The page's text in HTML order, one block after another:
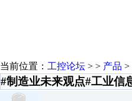
当前位置： 工控论坛 > > 产品 >
#制造业未来观点#工业信